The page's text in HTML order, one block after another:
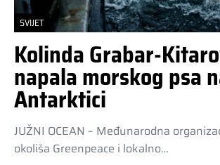
SVIJET
Kolinda Grabar-
napala morskog psa
Antarktici
JUŽNI OCEAN – Međunarodna
okoliša Greenpeace i lokalno…